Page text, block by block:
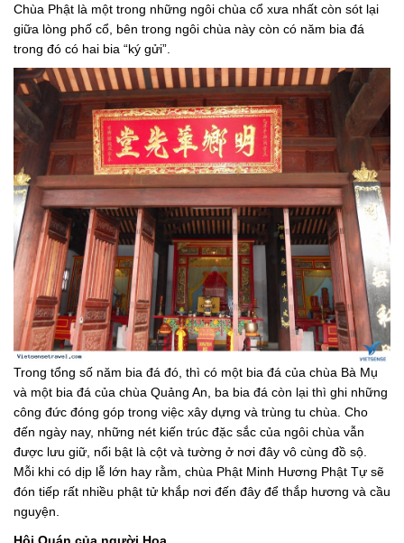
Chùa Phật là một trong những ngôi chùa cổ xưa nhất còn sót lại
giữa lòng phố cổ, bên trong ngôi chùa này còn có năm bia đá
trong đó có hai bia “ký gửi”.
Trong tổng số năm bia đá đó, thì có một bia đá của chùa Bà Mụ
và một bia đá của chùa Quảng An, ba bia đá còn lại thì ghi những
công đức đóng góp trong việc xây dựng và trùng tu chùa. Cho
đến ngày nay, những nét kiến trúc đặc sắc của ngôi chùa vẫn
được lưu giữ, nổi bật là cột và tường ở nơi đây vô cùng đồ sộ.
Mỗi khi có dịp lễ lớn hay rằm, chùa Phật Minh Hương Phật Tự sẽ
đón tiếp rất nhiều phật tử khắp nơi đến đây để thắp hương và cầu
nguyện.
Hội Quán của người Hoa